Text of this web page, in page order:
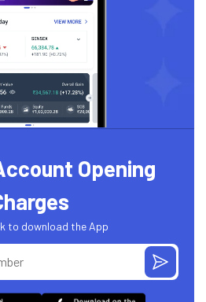
Opening
to download the App